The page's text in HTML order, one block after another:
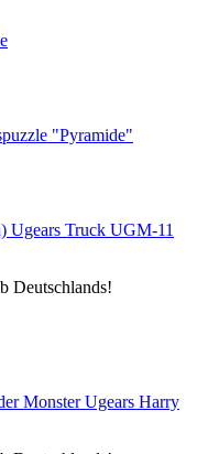
"Pyramide"
Ugears Truck UGM-11
Deutschlands!
Ugears Harry